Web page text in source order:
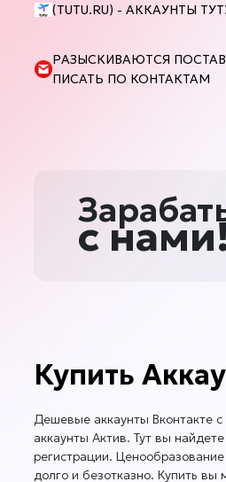
(TUTU.RU) - АККАУНТЫ
РАЗЫСКИВАЮТСЯ
ПИСАТЬ ПО КОНТАКТАМ
с
Купить
Дешевые аккаунты Вконтакте
аккаунты Актив. Тут вы
регистрации.
долго и безотказно. Купить вы